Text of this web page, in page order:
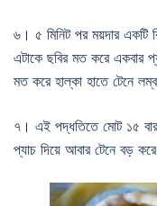
৬। ৫ মিনিট পর ময়দার একটি
এটাকে ছবির মত করে একবার
মত করে হাল্কা হাতে টেনে
৭। এই পদ্ধতিতে মোট ১৫ বার
প্যাচ দিয়ে আবার টেনে বড়